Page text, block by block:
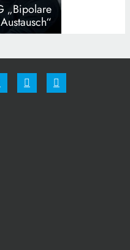
„Bipolare